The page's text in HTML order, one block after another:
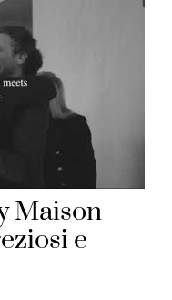
Maison
e